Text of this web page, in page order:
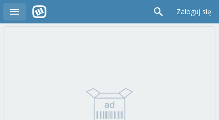
Zaloguj się